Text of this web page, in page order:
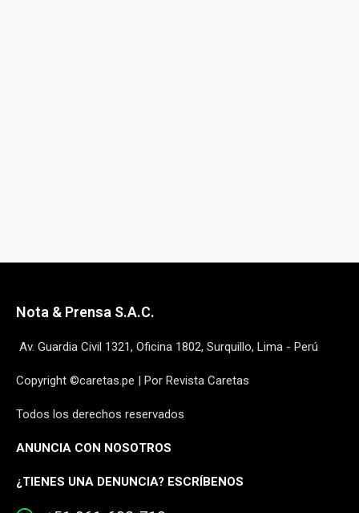
Nota & Prensa S.A.C.
Av. Guardia Civil 1321, Oficina 1802, Surquillo, Lima - Perú
Copyright ©caretas.pe | Por Revista Caretas
Todos los derechos reservados
ANUNCIA CON NOSOTROS
¿TIENES UNA DENUNCIA? ESCRÍBENOS